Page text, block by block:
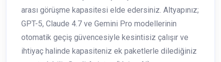
arası görüşme kapasitesi elde edersiniz. Altyapınız;
GPT-5, Claude 4.7 ve Gemini Pro modellerinin
otomatik geçiş güvencesiyle kesintisiz çalışır ve
ihtiyaç halinde kapasiteniz ek paketlerle dilediğiniz